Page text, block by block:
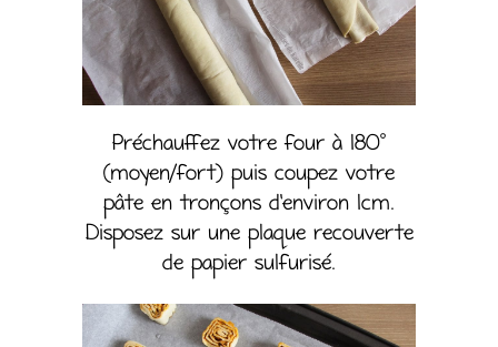
Préchauffez votre four à 180°
(moyen/fort) puis coupez votre
pâte en tronçons d’environ 1cm.
Disposez sur une plaque recouverte
de papier sulfurisé.